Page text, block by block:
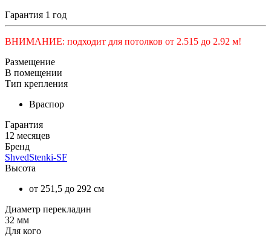
Гарантия 1 год
ВНИМАНИЕ: подходит для потолков от 2.515 до 2.92 м!
Размещение
В помещении
Тип крепления
Враспор
Гарантия
12 месяцев
Бренд
ShvedStenki-SF
Высота
от 251,5 до 292 см
Диаметр перекладин
32 мм
Для кого